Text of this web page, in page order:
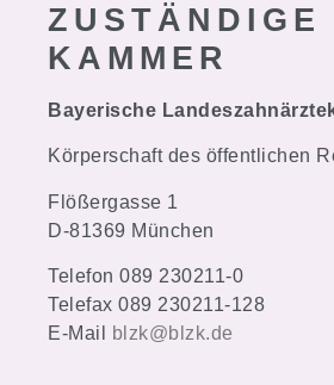
ZUSTÄNDIGE
KAMMER
Bayerische
Körperschaft des öffentlichen
Flößergasse 1
D-81369 München
Telefon 089 230211-0
Telefax 089 230211-128
E-Mail
blzk@blzk.de